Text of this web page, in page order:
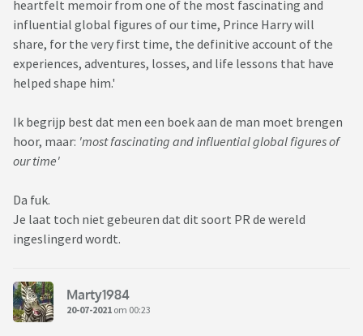
heartfelt memoir from one of the most fascinating and
influential global figures of our time, Prince Harry will
share, for the very first time, the definitive account of the
experiences, adventures, losses, and life lessons that have
helped shape him.'
Ik begrijp best dat men een boek aan de man moet brengen
hoor, maar: 'most fascinating and influential global figures of
our time'
Da fuk.
Je laat toch niet gebeuren dat dit soort PR de wereld
ingeslingerd wordt.
Marty1984
20-07-2021 om 00:23